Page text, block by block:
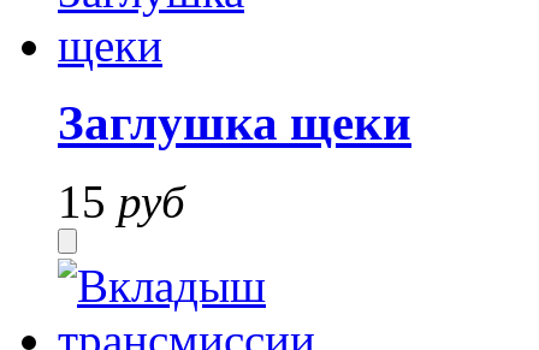
Заглушка щеки
15 руб